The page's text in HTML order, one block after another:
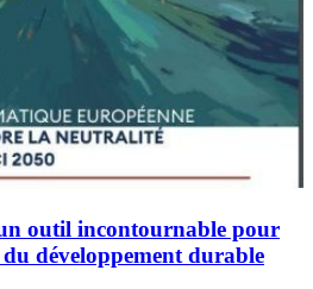
un outil incontournable pour
développement durable